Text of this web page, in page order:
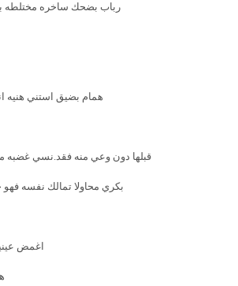
رباب بضحك ساخره مختلطه
همام بضيق استني هنيه
قبلها دون وعي منه فقد.نسي غضبه
بكري محاولا تمالك نفسه فهو
اغمض